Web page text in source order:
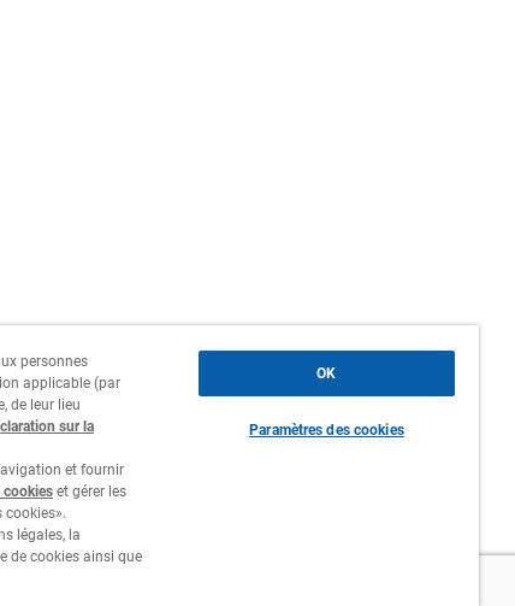
personnes
applicable (par
de leur lieu
sur la
et fournir
cookies et gérer les
cookies».
légales, la
de cookies ainsi que
OK
Paramètres des cookies